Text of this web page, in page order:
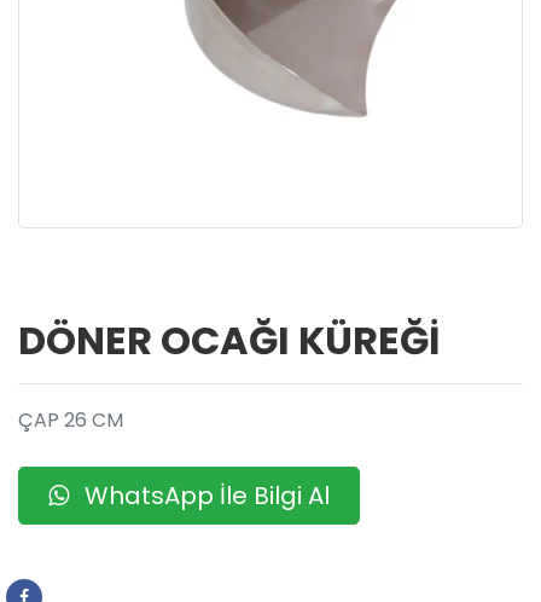
DÖNER OCAĞI KÜREĞİ
ÇAP 26 CM
WhatsApp İle Bilgi Al